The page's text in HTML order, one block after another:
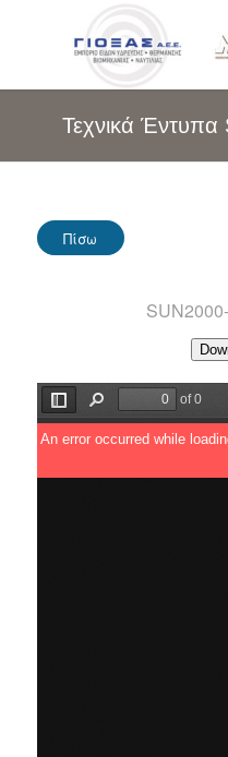
Τεχνικά
Πίσω